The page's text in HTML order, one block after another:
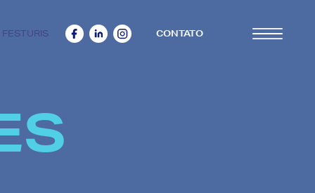
FESTURIS CONTATO